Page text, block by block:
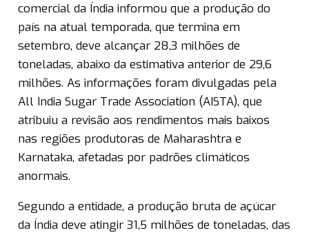
comercial da Índia informou que a produção do
país na atual temporada, que termina em
setembro, deve alcançar 28,3 milhões de
toneladas, abaixo da estimativa anterior de 29,6
milhões. As informações foram divulgadas pela
All India Sugar Trade Association (AISTA), que
atribuiu a revisão aos rendimentos mais baixos
nas regiões produtoras de Maharashtra e
Karnataka, afetadas por padrões climáticos
anormais.
Segundo a entidade, a produção bruta de açúcar
da Índia deve atingir 31,5 milhões de toneladas, das